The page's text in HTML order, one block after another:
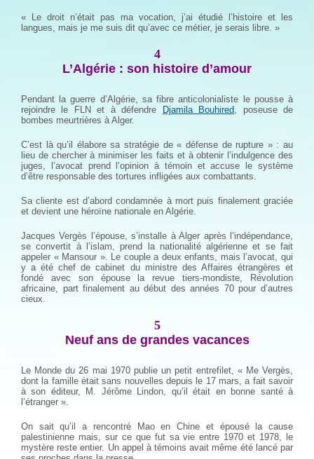
« Le droit n’était pas ma vocation, j’ai étudié l’histoire et les
langues, mais je me suis dit qu’avec ce métier, je serais libre. »
4
L’Algérie : son histoire d’amour
Pendant la guerre d’Algérie, sa fibre anticolonialiste le pousse à
rejoindre le FLN et à défendre
Djamila Bouhired, poseuse de
bombes meurtrières à Alger.
C’est là qu’il élabore sa stratégie de « défense de rupture » : au
lieu de chercher à minimiser les faits et à obtenir l’indulgence des
juges, l’avocat prend l’opinion à témoin et accuse le système
d’être responsable des tortures infligées aux combattants.
Sa cliente est d’abord condamnée à mort puis finalement graciée
et devient une héroïne nationale en Algérie.
Jacques Vergès l’épouse, s’installe à Alger après l’indépendance,
se convertit à l’islam, prend la nationalité algérienne et se fait
appeler « Mansour ». Le couple a deux enfants, mais l’avocat, qui
y a été chef de cabinet du ministre des Affaires étrangères et
fondé avec son épouse la revue tiers-mondiste, Révolution
africaine, part finalement au début des années 70 pour d’autres
cieux.
5
Neuf ans de grandes vacances
Le Monde du 26 mai 1970 publie un petit entrefilet, « Me Vergès,
dont la famille était sans nouvelles depuis le 17 mars, a fait savoir
à son éditeur, M. Jérôme Lindon, qu’il était en bonne santé à
l’étranger ».
On sait qu’il a rencontré Mao en Chine et épousé la cause
palestinienne mais, sur ce que fut sa vie entre 1970 et 1978, le
mystère reste entier. Un appel à témoins avait même été lancé par